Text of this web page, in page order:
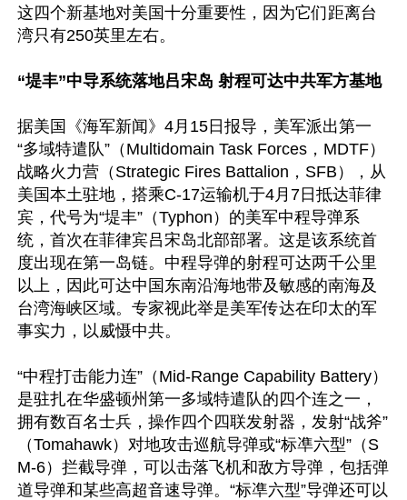
这四个新基地对美国十分重要性，因为它们距离台
湾只有250英里左右。
“堤丰”中导系统落地吕宋岛 射程可达中共军方基地
据美国《海军新闻》4月15日报导，美军派出第一
“多域特遣队”（Multidomain Task Forces，MDTF）
战略火力营（Strategic Fires Battalion，SFB），从
美国本土驻地，搭乘C-17运输机于4月7日抵达菲律
宾，代号为“堤丰”（Typhon）的美军中程导弹系
统，首次在菲律宾吕宋岛北部部署。这是该系统首
度出现在第一岛链。中程导弹的射程可达两千公里
以上，因此可达中国东南沿海地带及敏感的南海及
台湾海峡区域。专家视此举是美军传达在印太的军
事实力，以威慑中共。
“中程打击能力连”（Mid-Range Capability Battery）
是驻扎在华盛顿州第一多域特遣队的四个连之一，
拥有数百名士兵，操作四个四联发射器，发射“战斧”
（Tomahawk）对地攻击巡航导弹或“标凖六型”（S
M-6）拦截导弹，可以击落飞机和敌方导弹，包括弹
道导弹和某些高超音速导弹。“标凖六型”导弹还可以